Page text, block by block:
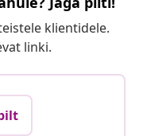
klientidele.
linki.